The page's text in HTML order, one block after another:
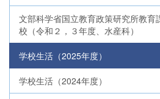
文部科学省国立教育政策研究所教育
校（令和２，３年度、水産科）
学校生活（2025年度）
学校生活（2024年度）